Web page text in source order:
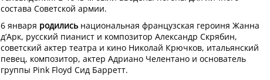
состава Советской армии.
6 января родились национальная французская героиня Жанна
д’Арк, русский пианист и композитор Александр Скрябин,
советский актер театра и кино Николай Крючков, итальянский
певец, композитор, актер Адриано Челентано и основатель
группы Pink Floyd Сид Барретт.